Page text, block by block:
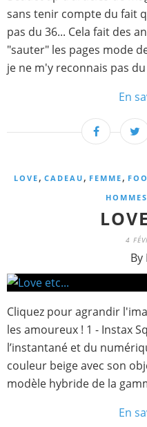
sans tenir compte du fait
pas du 36... Cela fait des
"sauter" les pages mode
je ne m'y reconnais pas
En
LOVE, CADEAU, FEMME,
HOMMES
4
By
Cliquez pour agrandir
les amoureux ! 1 - Instax
l’instantané et du
couleur beige avec son
modèle hybride de la
En